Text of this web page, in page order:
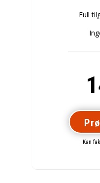
Full
Kan